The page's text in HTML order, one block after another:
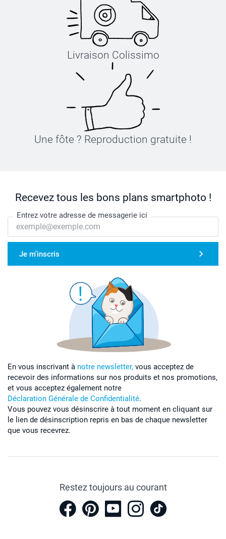
Livraison Colissimo
Une fôte ? Reproduction gratuite !
Recevez tous les bons plans smartphoto !
Entrez votre adresse de messagerie ici
Je m'inscris
En vous inscrivant à notre newsletter, vous acceptez de
recevoir des informations sur nos produits et nos promotions,
et vous acceptez également notre
Déclaration Générale de Confidentialité.
Vous pouvez vous désinscrire à tout moment en cliquant sur
le lien de désinscription repris en bas de chaque newsletter
que vous recevrez.
Restez toujours au courant